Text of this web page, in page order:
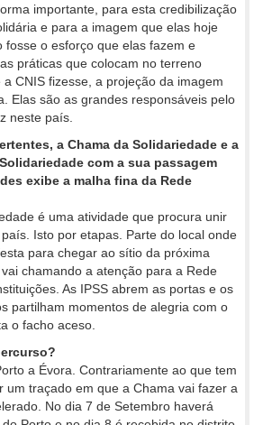
importante, para esta credibilização
e para a imagem que elas hoje
fosse o esforço que elas fazem e
práticas que colocam no terreno
CNIS fizesse, a projeção da imagem
Elas são as grandes responsáveis pelo
neste país.
a Chama da Solidariedade e a
com a sua passagem
exibe a malha fina da Rede
é uma atividade que procura unir
Isto por etapas. Parte do local onde
para chegar ao sítio da próxima
chamando a atenção para a Rede
As IPSS abrem as portas e os
partilham momentos de alegria com o
o facho aceso.
a Évora. Contrariamente ao que tem
um traçado em que a Chama vai fazer a
No dia 7 de Setembro haverá